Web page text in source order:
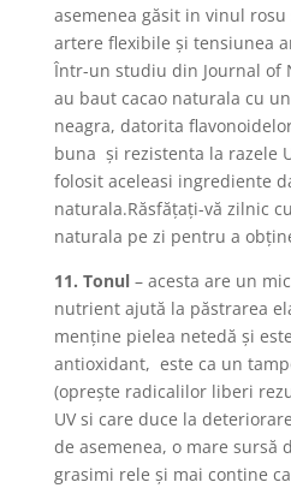
asemenea găsit in vinul
artere flexibile şi tensiunea
Într-un studiu din Journal of
au baut cacao naturala cu
neagra, datorita
buna şi rezistenta la razele
folosit aceleasi ingrediente
naturala.Răsfăţaţi-vă zilnic
naturala pe zi pentru a
11. Tonul– acesta are un
nutrient ajută la păstrarea
menţine pielea netedă şi
antioxidant, este ca un
(opreşte radicalilor liberi
UV si care duce la
de asemenea, o mare sursă
grasimi rele şi mai contine